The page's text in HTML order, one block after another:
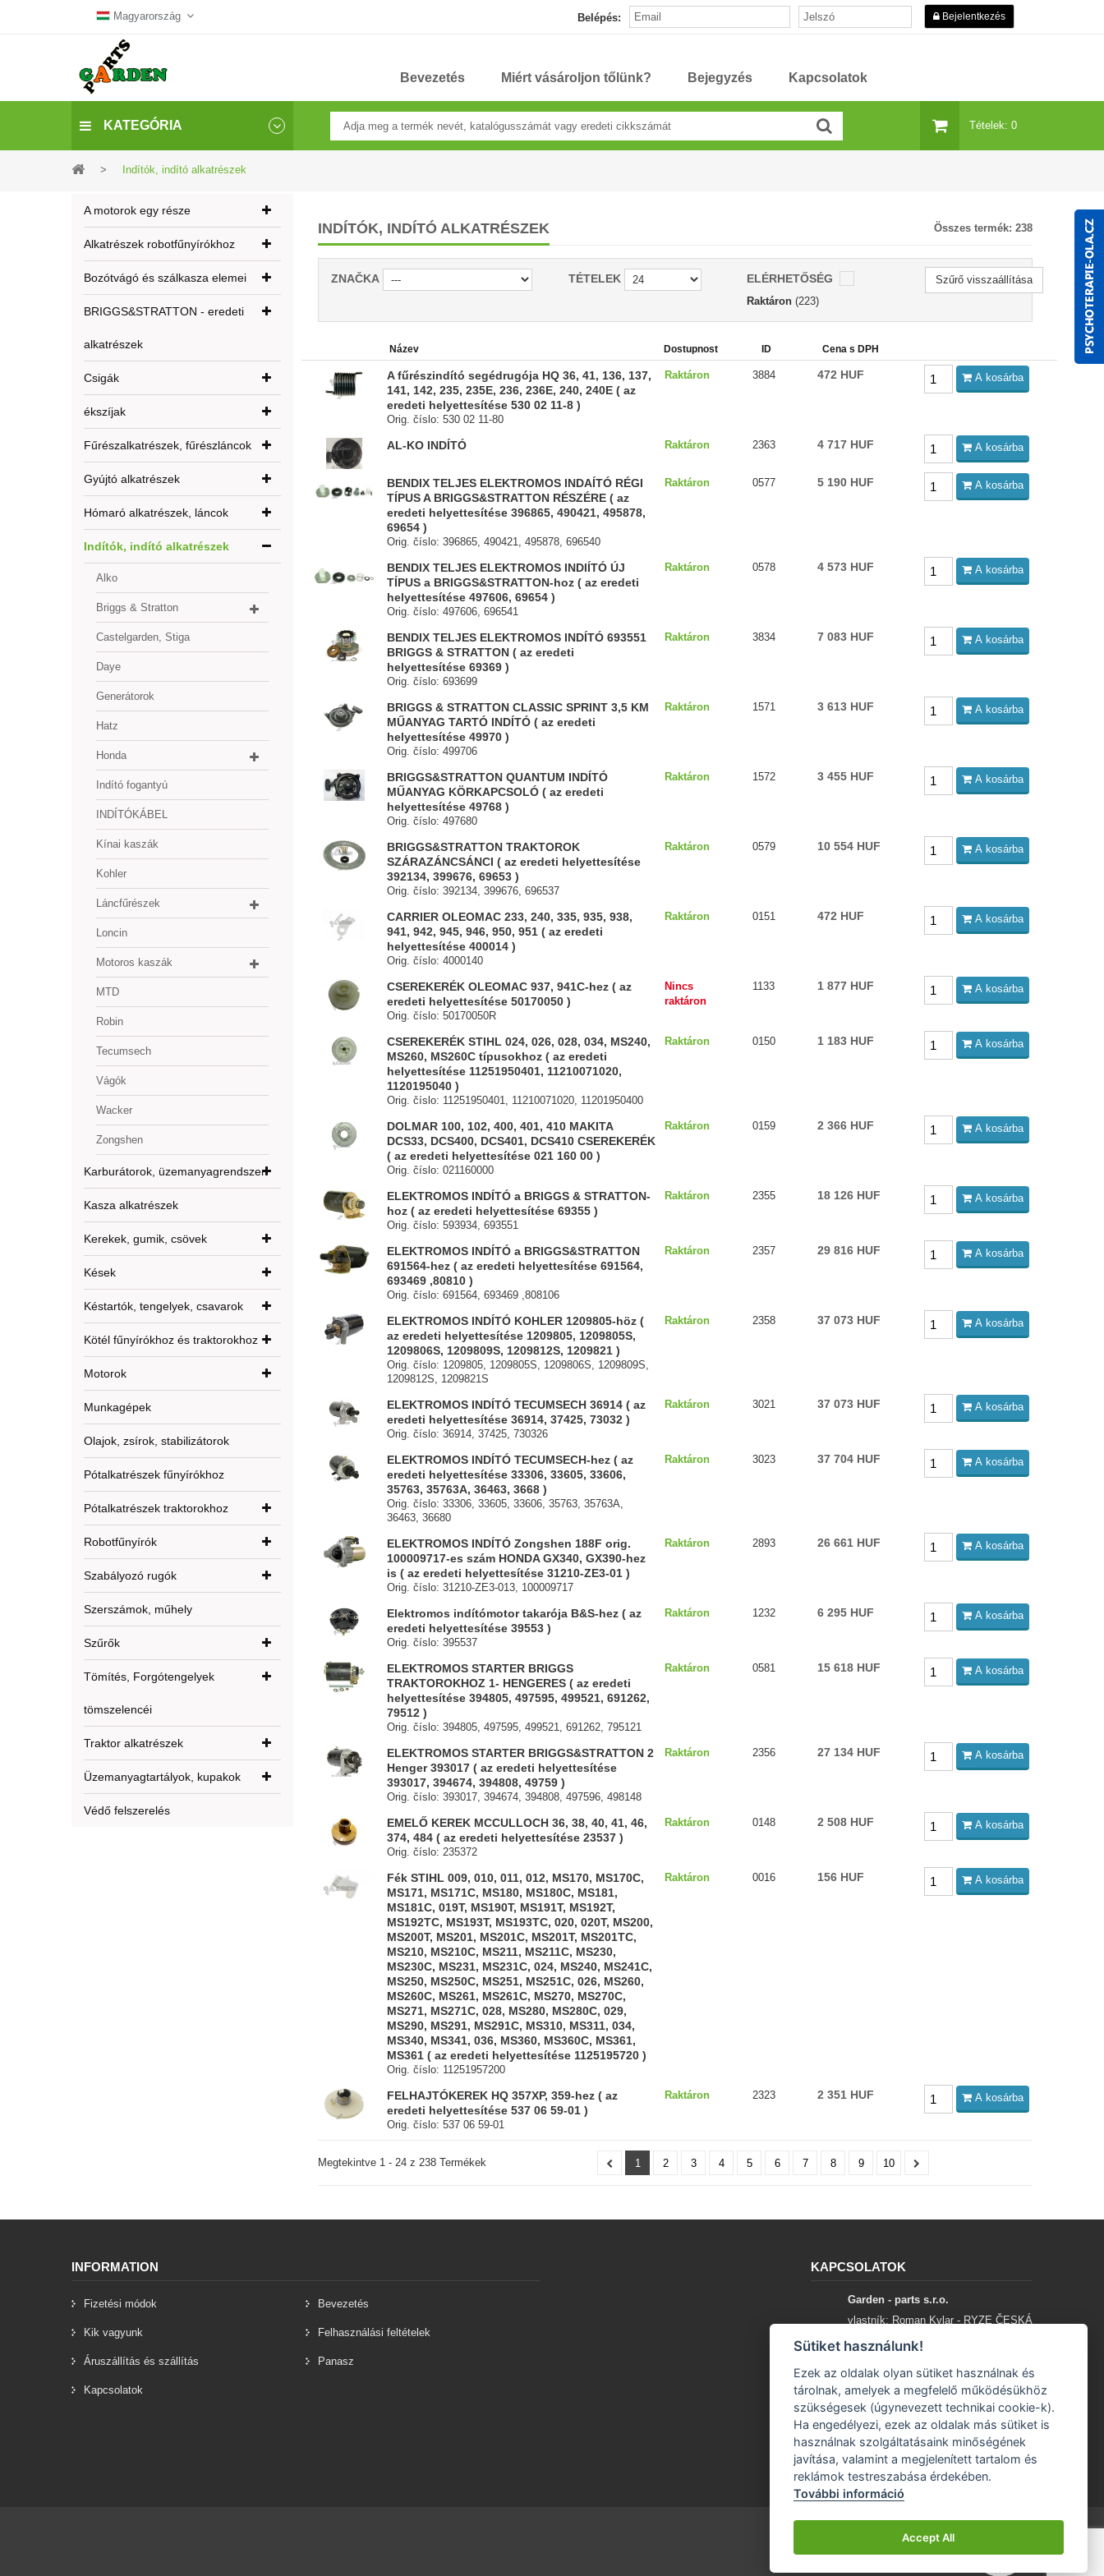
Magyarország Belépés: Bejelentkezés
Bevezetés Miért vásároljon tőlünk? Bejegyzés Kapcsolatok
KATEGÓRIA Tételek: 0
> Indítók, indító alkatrészek
A motorok egy része
Alkatrészek robotfűnyírókhoz
Bozótvágó és szálkasza elemei
BRIGGS&STRATTON - eredeti
alkatrészek
Csigák
ékszíjak
Fűrészalkatrészek, fűrészláncok
Gyújtó alkatrészek
Hómaró alkatrészek, láncok
Indítók, indító alkatrészek
Alko
Briggs & Stratton
Castelgarden, Stiga
Daye
Generátorok
Hatz
Honda
Indító fogantyú
INDÍTÓKÁBEL
Kínai kaszák
Kohler
Láncfűrészek
Loncin
Motoros kaszák
MTD
Robin
Tecumsech
Vágók
Wacker
Zongshen
Karburátorok, üzemanyagrendszer
Kasza alkatrészek
Kerekek, gumik, csövek
Kések
Késtartók, tengelyek, csavarok
Kötél fűnyírókhoz és traktorokhoz
Motorok
Munkagépek
Olajok, zsírok, stabilizátorok
Pótalkatrészek fűnyírókhoz
Pótalkatrészek traktorokhoz
Robotfűnyírók
Szabályozó rugók
Szerszámok, műhely
Szűrők
Tömítés, Forgótengelyek
tömszelencéi
Traktor alkatrészek
Üzemanyagtartályok, kupakok
Védő felszerelés
INDÍTÓK, INDÍTÓ ALKATRÉSZEK Összes termék: 238
ZNAČKA TÉTELEK ELÉRHETŐSÉG
Raktáron (223)
Szűrő visszaállítása
Název Dostupnost ID Cena s DPH
A fűrészindító segédrugója HQ 36, 41, 136, 137,
141, 142, 235, 235E, 236, 236E, 240, 240E ( az
eredeti helyettesítése 530 02 11-8 )
Orig. číslo: 530 02 11-80
Raktáron 3884 472 HUF A kosárba
AL-KO INDÍTÓ Raktáron 2363 4 717 HUF A kosárba
BENDIX TELJES ELEKTROMOS INDAÍTÓ RÉGI
TÍPUS A BRIGGS&STRATTON RÉSZÉRE ( az
eredeti helyettesítése 396865, 490421, 495878,
69654 )
Orig. číslo: 396865, 490421, 495878, 696540
Raktáron 0577 5 190 HUF A kosárba
BENDIX TELJES ELEKTROMOS INDIÍTÓ ÚJ
TÍPUS a BRIGGS&STRATTON-hoz ( az eredeti
helyettesítése 497606, 69654 )
Orig. číslo: 497606, 696541
Raktáron 0578 4 573 HUF A kosárba
BENDIX TELJES ELEKTROMOS INDÍTÓ 693551
BRIGGS & STRATTON ( az eredeti
helyettesítése 69369 )
Orig. číslo: 693699
Raktáron 3834 7 083 HUF A kosárba
BRIGGS & STRATTON CLASSIC SPRINT 3,5 KM
MŰANYAG TARTÓ INDÍTÓ ( az eredeti
helyettesítése 49970 )
Orig. číslo: 499706
Raktáron 1571 3 613 HUF A kosárba
BRIGGS&STRATTON QUANTUM INDÍTÓ
MŰANYAG KÖRKAPCSOLÓ ( az eredeti
helyettesítése 49768 )
Orig. číslo: 497680
Raktáron 1572 3 455 HUF A kosárba
BRIGGS&STRATTON TRAKTOROK
SZÁRAZÁNCSÁNCI ( az eredeti helyettesítése
392134, 399676, 69653 )
Orig. číslo: 392134, 399676, 696537
Raktáron 0579 10 554 HUF A kosárba
CARRIER OLEOMAC 233, 240, 335, 935, 938,
941, 942, 945, 946, 950, 951 ( az eredeti
helyettesítése 400014 )
Orig. číslo: 4000140
Raktáron 0151 472 HUF A kosárba
CSEREKERÉK OLEOMAC 937, 941C-hez ( az
eredeti helyettesítése 50170050 )
Orig. číslo: 50170050R
Nincs
raktáron
1133 1 877 HUF A kosárba
CSEREKERÉK STIHL 024, 026, 028, 034, MS240,
MS260, MS260C típusokhoz ( az eredeti
helyettesítése 11251950401, 11210071020,
1120195040 )
Orig. číslo: 11251950401, 11210071020, 11201950400
Raktáron 0150 1 183 HUF A kosárba
DOLMAR 100, 102, 400, 401, 410 MAKITA
DCS33, DCS400, DCS401, DCS410 CSEREKERÉK
( az eredeti helyettesítése 021 160 00 )
Orig. číslo: 021160000
Raktáron 0159 2 366 HUF A kosárba
ELEKTROMOS INDÍTÓ a BRIGGS & STRATTON-
hoz ( az eredeti helyettesítése 69355 )
Orig. číslo: 593934, 693551
Raktáron 2355 18 126 HUF A kosárba
ELEKTROMOS INDÍTÓ a BRIGGS&STRATTON
691564-hez ( az eredeti helyettesítése 691564,
693469 ,80810 )
Orig. číslo: 691564, 693469 ,808106
Raktáron 2357 29 816 HUF A kosárba
ELEKTROMOS INDÍTÓ KOHLER 1209805-höz (
az eredeti helyettesítése 1209805, 1209805S,
1209806S, 1209809S, 1209812S, 1209821 )
Orig. číslo: 1209805, 1209805S, 1209806S, 1209809S,
1209812S, 1209821S
Raktáron 2358 37 073 HUF A kosárba
ELEKTROMOS INDÍTÓ TECUMSECH 36914 ( az
eredeti helyettesítése 36914, 37425, 73032 )
Orig. číslo: 36914, 37425, 730326
Raktáron 3021 37 073 HUF A kosárba
ELEKTROMOS INDÍTÓ TECUMSECH-hez ( az
eredeti helyettesítése 33306, 33605, 33606,
35763, 35763A, 36463, 3668 )
Orig. číslo: 33306, 33605, 33606, 35763, 35763A,
36463, 36680
Raktáron 3023 37 704 HUF A kosárba
ELEKTROMOS INDÍTÓ Zongshen 188F orig.
100009717-es szám HONDA GX340, GX390-hez
is ( az eredeti helyettesítése 31210-ZE3-01 )
Orig. číslo: 31210-ZE3-013, 100009717
Raktáron 2893 26 661 HUF A kosárba
Elektromos indítómotor takarója B&S-hez ( az
eredeti helyettesítése 39553 )
Orig. číslo: 395537
Raktáron 1232 6 295 HUF A kosárba
ELEKTROMOS STARTER BRIGGS
TRAKTOROKHOZ 1- HENGERES ( az eredeti
helyettesítése 394805, 497595, 499521, 691262,
79512 )
Orig. číslo: 394805, 497595, 499521, 691262, 795121
Raktáron 0581 15 618 HUF A kosárba
ELEKTROMOS STARTER BRIGGS&STRATTON 2
Henger 393017 ( az eredeti helyettesítése
393017, 394674, 394808, 49759 )
Orig. číslo: 393017, 394674, 394808, 497596, 498148
Raktáron 2356 27 134 HUF A kosárba
EMELŐ KEREK MCCULLOCH 36, 38, 40, 41, 46,
374, 484 ( az eredeti helyettesítése 23537 )
Orig. číslo: 235372
Raktáron 0148 2 508 HUF A kosárba
Fék STIHL 009, 010, 011, 012, MS170, MS170C,
MS171, MS171C, MS180, MS180C, MS181,
MS181C, 019T, MS190T, MS191T, MS192T,
MS192TC, MS193T, MS193TC, 020, 020T, MS200,
MS200T, MS201, MS201C, MS201T, MS201TC,
MS210, MS210C, MS211, MS211C, MS230,
MS230C, MS231, MS231C, 024, MS240, MS241C,
MS250, MS250C, MS251, MS251C, 026, MS260,
MS260C, MS261, MS261C, MS270, MS270C,
MS271, MS271C, 028, MS280, MS280C, 029,
MS290, MS291, MS291C, MS310, MS311, 034,
MS340, MS341, 036, MS360, MS360C, MS361,
MS361 ( az eredeti helyettesítése 1125195720 )
Orig. číslo: 11251957200
Raktáron 0016 156 HUF A kosárba
FELHAJTÓKEREK HQ 357XP, 359-hez ( az
eredeti helyettesítése 537 06 59-01 )
Orig. číslo: 537 06 59-01
Raktáron 2323 2 351 HUF A kosárba
1 2 3 4 5 6 7 8 9 10
Megtekintve 1 - 24 z 238 Termékek
INFORMATION
Fizetési módok Bevezetés
Kik vagyunk Felhasználási feltételek
Áruszállítás és szállítás Panasz
Kapcsolatok
KAPCSOLATOK
Garden - parts s.r.o.
vlastník: Roman Kylar - RYZE ČESKÁ
SPOLEČNOST
56935 Mladějov na Moravě
+420 777 96 96 03
info@garden-parts.cz
Sütiket használunk!
Ezek az oldalak olyan sütiket használnak és
tárolnak, amelyek a megfelelő működésükhöz
szükségesek (úgynevezett technikai cookie-k).
Ha engedélyezi, ezek az oldalak más sütiket is
használnak szolgáltatásaink minőségének
javítása, valamint a megjelenített tartalom és
reklámok testreszabása érdekében.
További információ
Accept All